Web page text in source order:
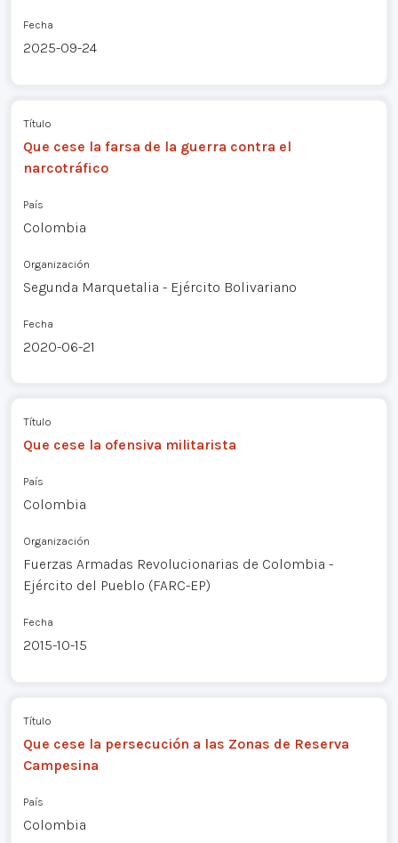
Fecha
2025-09-24
Título
Que cese la farsa de la guerra contra el
narcotráfico
País
Colombia
Organización
Segunda Marquetalia - Ejército Bolivariano
Fecha
2020-06-21
Título
Que cese la ofensiva militarista
País
Colombia
Organización
Fuerzas Armadas Revolucionarias de Colombia -
Ejército del Pueblo (FARC-EP)
Fecha
2015-10-15
Título
Que cese la persecución a las Zonas de Reserva
Campesina
País
Colombia